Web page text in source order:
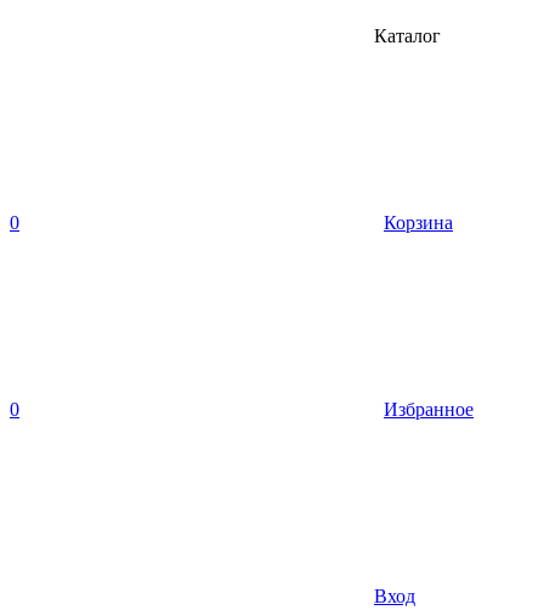
Каталог
0 Корзина
0 Избранное
Вход